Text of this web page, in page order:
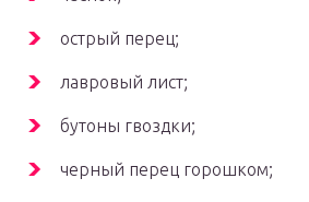
острый перец;
лавровый лист;
бутоны гвоздки;
черный перец горошком;